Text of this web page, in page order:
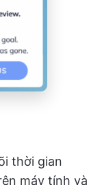
thời gian
máy tính và